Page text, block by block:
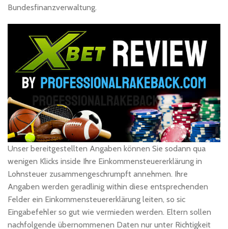
Bundesfinanzverwaltung.
Unser bereitgestellten Angaben können Sie sodann qua
wenigen Klicks inside Ihre Einkommensteuererklärung in
Lohnsteuer zusammengeschrumpft annehmen. Ihre
Angaben werden geradlinig within diese entsprechenden
Felder ein Einkommensteuererklärung leiten, so sic
Eingabefehler so gut wie vermieden werden. Eltern sollen
nachfolgende übernommenen Daten nur unter Richtigkeit